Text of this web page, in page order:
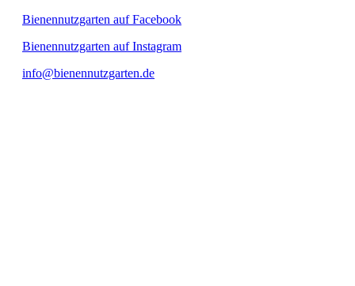
Bienennutzgarten auf Facebook
Bienennutzgarten auf Instagram
info@bienennutzgarten.de